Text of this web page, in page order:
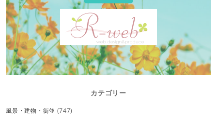
カテゴリー
風景・建物・街並 (747)